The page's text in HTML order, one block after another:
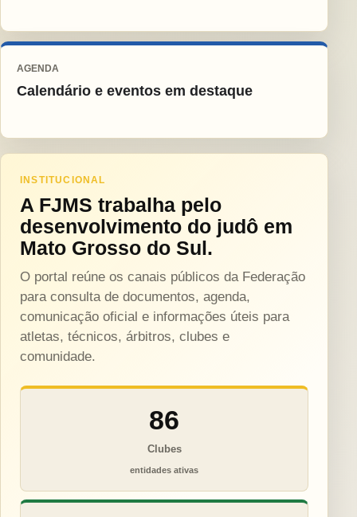
AGENDA
Calendário e eventos em destaque
INSTITUCIONAL
A FJMS trabalha pelo
desenvolvimento do judô em
Mato Grosso do Sul.
O portal reúne os canais públicos da Federação
para consulta de documentos, agenda,
comunicação oficial e informações úteis para
atletas, técnicos, árbitros, clubes e
comunidade.
86
Clubes
entidades ativas